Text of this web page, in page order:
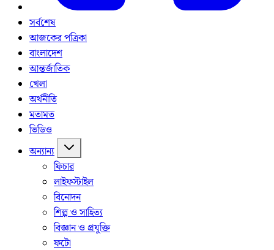
সর্বশেষ
আজকের পত্রিকা
বাংলাদেশ
আন্তর্জাতিক
খেলা
অর্থনীতি
মতামত
ভিডিও
অন্যান্য
ফিচার
লাইফস্টাইল
বিনোদন
শিল্প ও সাহিত্য
বিজ্ঞান ও প্রযুক্তি
ফটো